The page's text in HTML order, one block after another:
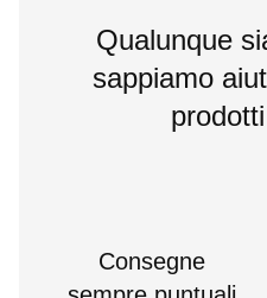
Qualunque
sappiamo
Consegne